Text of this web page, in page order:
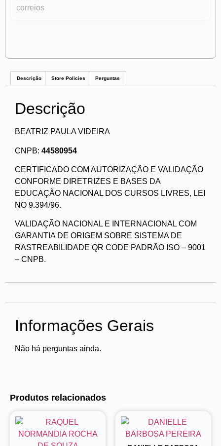
Descrição Store Policies Perguntas
Descrição
BEATRIZ PAULA VIDEIRA
CNPB: 44580954
CERTIFICADO COM AUTORIZAÇÃO E VALIDAÇÃO
CONFORME DIRETRIZES E BASES DA
EDUCAÇÃO NACIONAL DOS CURSOS LIVRES, LEI
NO 9.394/96.
VALIDAÇÃO NACIONAL E INTERNACIONAL COM
GARANTIA DE ORIGEM SOBRE SISTEMA DE
RASTREABILIDADE QR CODE PADRÃO ISO – 9001
– CNPB.
Informações Gerais
Não há perguntas ainda.
Produtos relacionados